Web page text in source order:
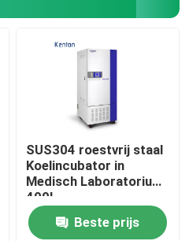
SUS304 roestvrij staal
Koelincubator in
Medisch Laboratorium
400L
Beste prijs